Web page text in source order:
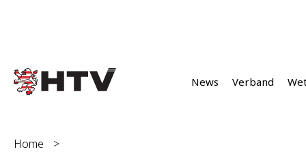
News Verband
Home >